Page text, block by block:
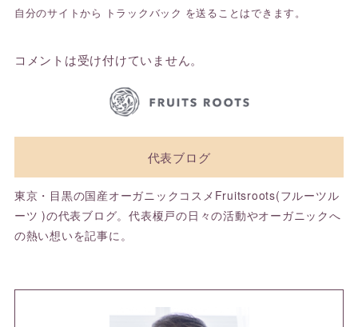
自分のサイトから
トラックバック を送ることはできます。
コメントは受け付けていません。
代表ブログ
東京・目黒の国産オーガニックコスメFruitsroots(フルーツル
ーツ )の代表ブログ。代表榎戸の日々の活動やオーガニックへ
の熱い想いを記事に。